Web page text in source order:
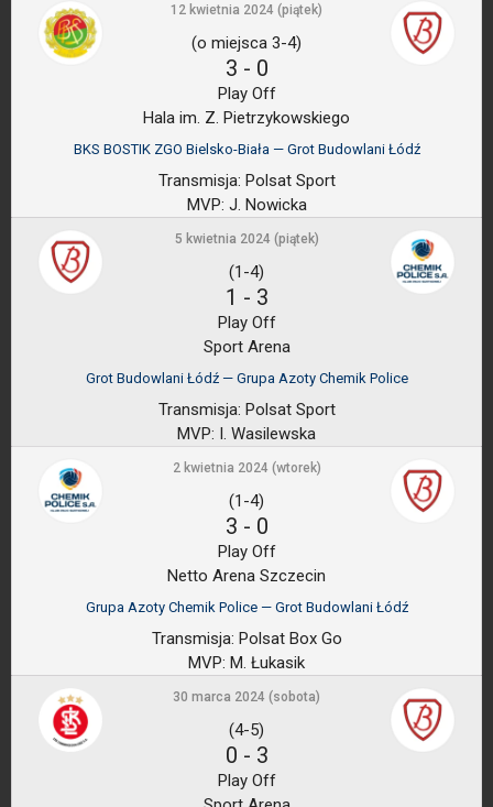
12 kwietnia 2024 (piątek)
(o miejsca 3-4)
3 - 0
Play Off
Hala im. Z. Pietrzykowskiego
BKS BOSTIK ZGO Bielsko-Biała — Grot Budowlani Łódź
Transmisja: Polsat Sport
MVP: J. Nowicka
5 kwietnia 2024 (piątek)
(1-4)
1 - 3
Play Off
Sport Arena
Grot Budowlani Łódź — Grupa Azoty Chemik Police
Transmisja: Polsat Sport
MVP: I. Wasilewska
2 kwietnia 2024 (wtorek)
(1-4)
3 - 0
Play Off
Netto Arena Szczecin
Grupa Azoty Chemik Police — Grot Budowlani Łódź
Transmisja: Polsat Box Go
MVP: M. Łukasik
30 marca 2024 (sobota)
(4-5)
0 - 3
Play Off